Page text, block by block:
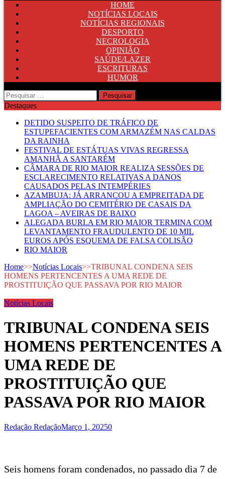
HOME
NOTÍCIAS LOCAIS
NOTÍCIAS REGIONAIS
DESPORTO
NECROLOGIA
OPINIÃO
SAÚDE/LAZER
ESCRITURAS
HUMOR
Pesquisar
por:
Destaques
DETIDO SUSPEITO DE TRÁFICO DE
ESTUPEFACIENTES COM ARMAZÉM NAS CALDAS
DA RAINHA
FESTIVAL DE ESTÁTUAS VIVAS REGRESSA
AMANHÃ A SANTARÉM
CÂMARA DE RIO MAIOR REALIZA SESSÕES DE
ESCLARECIMENTO RELATIVAS A DANOS
CAUSADOS PELAS INTEMPÉRIES
AZAMBUJA: JÁ ARRANCOU A EMPREITADA DE
AMPLIAÇÃO DO CEMITÉRIO DE CASAIS DA
LAGOA – AVEIRAS DE BAIXO
ALEGADA BURLA EM RIO MAIOR TERMINA COM
LEVANTAMENTO FRAUDULENTO DE 10 MIL
EUROS APÓS ESQUEMA DE FALSA COLISÃO
RIO MAIOR
Home>>Notícias Locais>>TRIBUNAL CONDENA SEIS
HOMENS PERTENCENTES A UMA REDE DE
PROSTITUIÇÃO QUE PASSAVA POR RIO MAIOR
Notícias Locais
TRIBUNAL CONDENA SEIS
HOMENS PERTENCENTES A
UMA REDE DE
PROSTITUIÇÃO QUE
PASSAVA POR RIO MAIOR
Redação RedaçãoMarço 1, 20250
Seis homens foram condenados, no passado dia 7 de